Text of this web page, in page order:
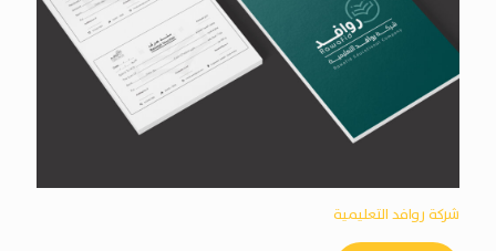
شركة روافد التعليمية